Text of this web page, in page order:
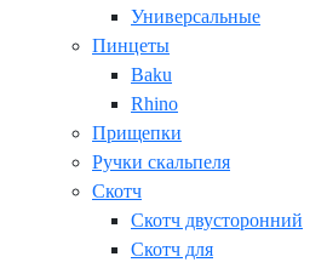
Универсальные
Пинцеты
Baku
Rhino
Прищепки
Ручки скальпеля
Скотч
Скотч двусторонний
Скотч для